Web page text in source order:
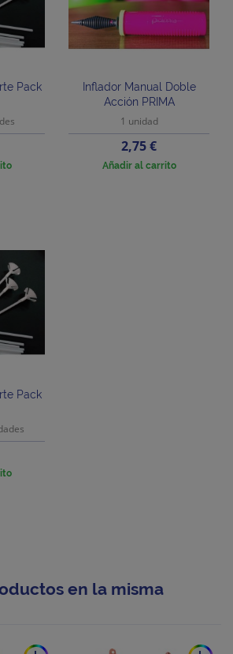
Pack
Inflador Manual Doble
Acción PRIMA
1 unidad
Precio
2,75 €
Añadir al carrito
Pack
en la misma